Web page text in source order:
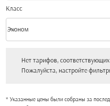
Класс
Класс option Эконом Selected
Эконом
keyboard_arrow_down
Нет тарифов,
Пожалуйста, настройте
* Указанные цены были собраны за